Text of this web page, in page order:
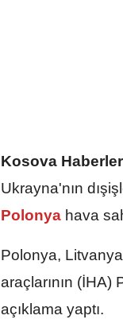
Kosova
Ukrayna'nın
Polonya hava
Polonya, Litvanya
araçlarının (İHA)
açıklama yaptı.